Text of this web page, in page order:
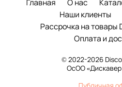
Главная О нас
Наши клиенты
Рассрочка на товары
Оплата и
© 2022-2026
ОсОО